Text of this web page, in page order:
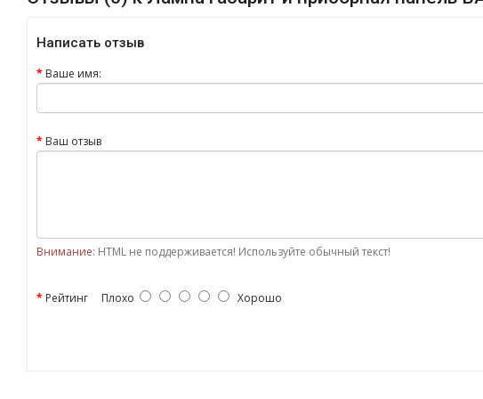
Написать отзыв
Ваше имя:
Ваш отзыв
Внимание: HTML не поддерживается! Используйте обычный текст!
Рейтинг Плохо Хорошо